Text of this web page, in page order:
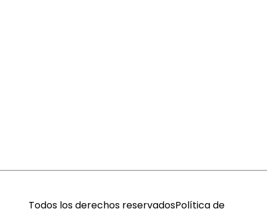
Todos los derechos reservadosPolítica de